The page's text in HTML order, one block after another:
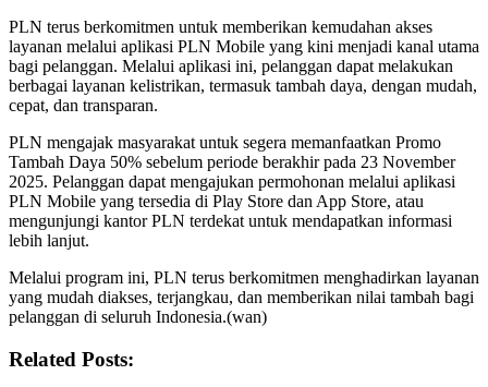
PLN terus berkomitmen untuk memberikan kemudahan akses
layanan melalui aplikasi PLN Mobile yang kini menjadi kanal utama
bagi pelanggan. Melalui aplikasi ini, pelanggan dapat melakukan
berbagai layanan kelistrikan, termasuk tambah daya, dengan mudah,
cepat, dan transparan.
PLN mengajak masyarakat untuk segera memanfaatkan Promo
Tambah Daya 50% sebelum periode berakhir pada 23 November
2025. Pelanggan dapat mengajukan permohonan melalui aplikasi
PLN Mobile yang tersedia di Play Store dan App Store, atau
mengunjungi kantor PLN terdekat untuk mendapatkan informasi
lebih lanjut.
Melalui program ini, PLN terus berkomitmen menghadirkan layanan
yang mudah diakses, terjangkau, dan memberikan nilai tambah bagi
pelanggan di seluruh Indonesia.(wan)
Related Posts: